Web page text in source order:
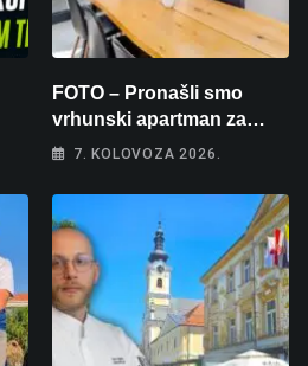
FOTO – Pronašli smo
vrhunski apartman za
odmor: Pogled na more, tri
osvaja
7. KOLOVOZA 2026.